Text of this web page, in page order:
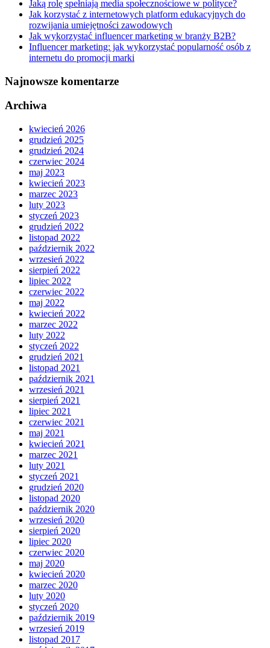
Jaką rolę spełniają media społecznościowe w polityce?
Jak korzystać z internetowych platform edukacyjnych do
rozwijania umiejętności zawodowych
Jak wykorzystać influencer marketing w branży B2B?
Influencer marketing: jak wykorzystać popularność osób z
internetu do promocji marki
Najnowsze komentarze
Archiwa
kwiecień 2026
grudzień 2025
grudzień 2024
czerwiec 2024
maj 2023
kwiecień 2023
marzec 2023
luty 2023
styczeń 2023
grudzień 2022
listopad 2022
październik 2022
wrzesień 2022
sierpień 2022
lipiec 2022
czerwiec 2022
maj 2022
kwiecień 2022
marzec 2022
luty 2022
styczeń 2022
grudzień 2021
listopad 2021
październik 2021
wrzesień 2021
sierpień 2021
lipiec 2021
czerwiec 2021
maj 2021
kwiecień 2021
marzec 2021
luty 2021
styczeń 2021
grudzień 2020
listopad 2020
październik 2020
wrzesień 2020
sierpień 2020
lipiec 2020
czerwiec 2020
maj 2020
kwiecień 2020
marzec 2020
luty 2020
styczeń 2020
październik 2019
wrzesień 2019
listopad 2017